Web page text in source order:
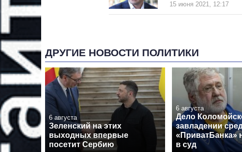
15 июня 2021, 12:17
ДРУГИЕ НОВОСТИ ПОЛИТИКИ
6 августа
Зеленский на этих
выходных впервые
посетит Сербию
6 августа
Дело
завладении
«ПриватБанка»
в суд